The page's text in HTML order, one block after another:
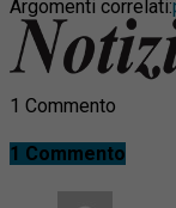
Argomenti correlati:
1 Commento
1 Commento